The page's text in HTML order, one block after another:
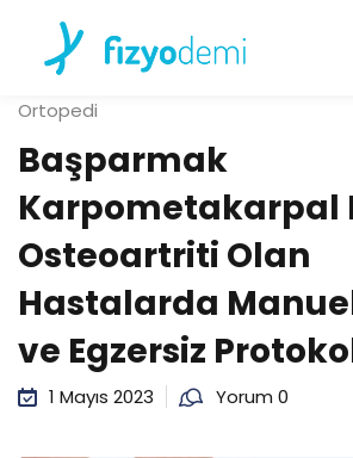
Ortopedi
Başparmak
Karpometakarpal
Osteoartriti Olan
Hastalarda
ve Egzersiz
1 Mayıs 2023 Yorum 0
Giriş Yap
Hesabın yok mu?
Beni hatırla